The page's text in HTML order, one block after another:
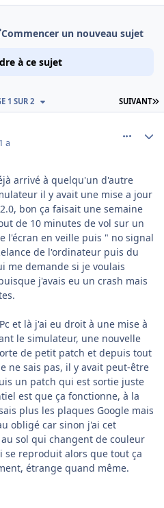
Commencer un nouveau sujet
à ce sujet
SUIVANT
1 SUR 2
1 a
arrivé à quelqu'un d'autre
il y avait une mise a jour
bon ça faisait une semaine
de 10 minutes de vol sur un
l'écran en veille puis " no signal
de l'ordinateur puis du
me demande si je voulais
j'avais eu un crash mais
et là j'ai eu droit à une mise à
le simulateur, une nouvelle
de petit patch et depuis tout
ne sais pas, il y avait peut-être
un patch qui est sortie juste
est que ça fonctionne, à la
plus les plaques Google mais
obligé car sinon j'ai cet
sol qui changent de couleur
se reproduit alors que tout ça
étrange quand même.